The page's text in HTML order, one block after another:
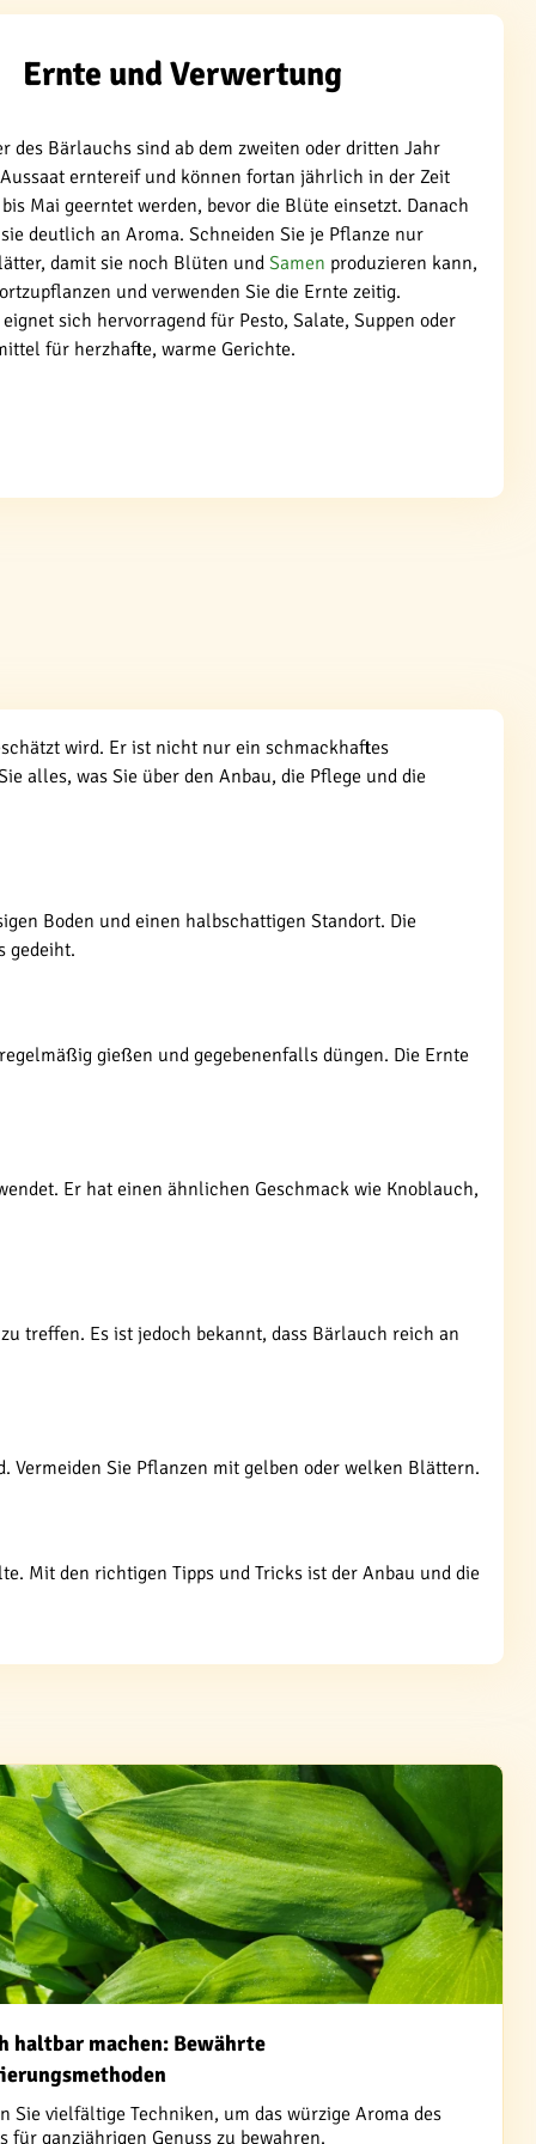
Ernte und Verwertung
des Bärlauchs sind ab dem zweiten oder dritten Jahr
erntereif und können fortan jährlich in der Zeit
Mai geerntet werden, bevor die Blüte einsetzt. Danach
deutlich an Aroma. Schneiden Sie je Pflanze nur
damit sie noch Blüten undSamen produzieren kann,
und verwenden Sie die Ernte zeitig.
sich hervorragend für Pesto, Salate, Suppen oder
für herzhafte, warme Gerichte.
wird. Er ist nicht nur ein schmackhaftes
alles, was Sie über den Anbau, die Pflege und die
Boden und einen halbschattigen Standort. Die
gedeiht.
gießen und gegebenenfalls düngen. Die Ernte
Er hat einen ähnlichen Geschmack wie Knoblauch,
treffen. Es ist jedoch bekannt, dass Bärlauch reich an
Sie Pflanzen mit gelben oder welken Blättern.
Mit den richtigen Tipps und Tricks ist der Anbau und die
haltbar machen: Bewährte
Sie vielfältige Techniken, um das würzige Aroma des
für ganzjährigen Genuss zu bewahren.